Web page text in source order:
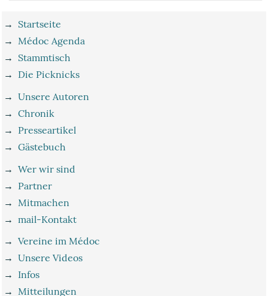
→ Startseite
→ Médoc Agenda
→ Stammtisch
→ Die Picknicks
→ Unsere Autoren
→ Chronik
→ Presseartikel
→ Gästebuch
→ Wer wir sind
→ Partner
→ Mitmachen
→ mail-Kontakt
→ Vereine im Médoc
→ Unsere Videos
→ Infos
→ Mitteilungen